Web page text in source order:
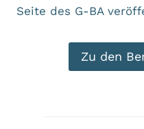
Seite des G-BA
Zu den